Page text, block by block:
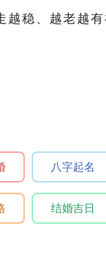
越稳、越老越
八字起名
结婚吉日